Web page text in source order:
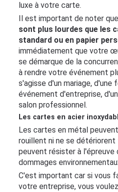
luxe à votre carte.
Il est important de noter que
sont plus lourdes que les
standard ou en papier
immédiatement que votre
se démarque de la
à rendre votre événement
s'agisse d'un mariage, d'une
événement d'entreprise,
salon professionnel.
Les cartes en acier
Les cartes en métal
rouillent ni ne se
peuvent résister à l'épreuve
dommages
C'est important car si vous
votre entreprise, vous